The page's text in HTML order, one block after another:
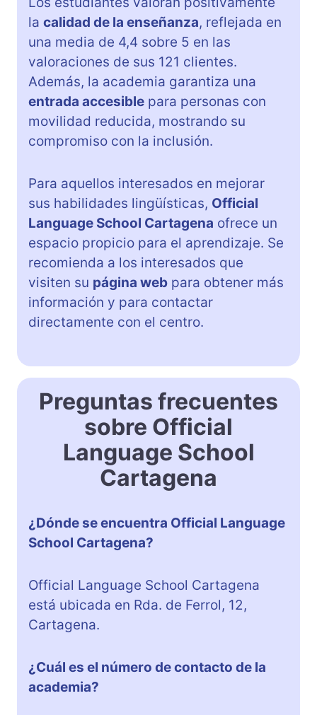
la calidad de la enseñanza, reflejada en
una media de 4,4 sobre 5 en las
valoraciones de sus 121 clientes.
Además, la academia garantiza una
entrada accesible para personas con
movilidad reducida, mostrando su
compromiso con la inclusión.
Para aquellos interesados en mejorar
sus habilidades lingüísticas, Official
Language School Cartagena ofrece un
espacio propicio para el aprendizaje. Se
recomienda a los interesados que
visiten su página web para obtener más
información y para contactar
directamente con el centro.
Preguntas frecuentes
sobre Official
Language School
Cartagena
¿Dónde se encuentra Official Language
School Cartagena?
Official Language School Cartagena
está ubicada en Rda. de Ferrol, 12,
Cartagena.
¿Cuál es el número de contacto de la
academia?